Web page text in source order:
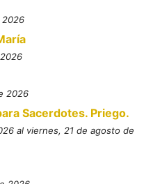
2026
2026
Sacerdotes. Priego.
al viernes, 21 de agosto de